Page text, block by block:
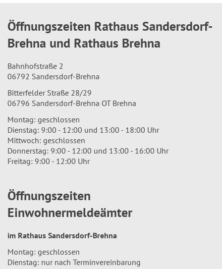
Öffnungszeiten Rathaus Sandersdorf-
Brehna und Rathaus Brehna
Bahnhofstraße 2
06792 Sandersdorf-Brehna
Bitterfelder Straße 28/29
06796 Sandersdorf-Brehna OT Brehna
Montag: geschlossen
Dienstag: 9:00 - 12:00 und 13:00 - 18:00 Uhr
Mittwoch: geschlossen
Donnerstag: 9:00 - 12:00 und 13:00 - 16:00 Uhr
Freitag: 9:00 - 12:00 Uhr
Öffnungszeiten
Einwohnermeldeämter
im Rathaus Sandersdorf-Brehna
Montag: geschlossen
Dienstag: nur nach Terminvereinbarung